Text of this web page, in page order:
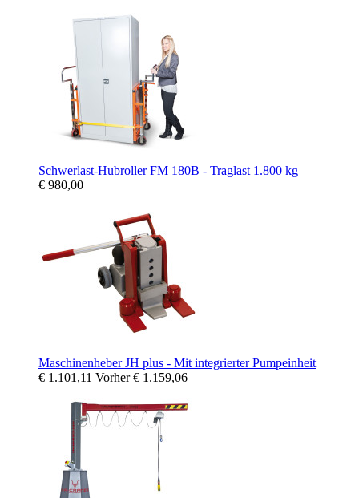
Schwerlast-Hubroller FM 180B - Traglast 1.800 kg
€ 980,00
Maschinenheber JH plus - Mit integrierter Pumpeinheit
€ 1.101,11 Vorher€ 1.159,06